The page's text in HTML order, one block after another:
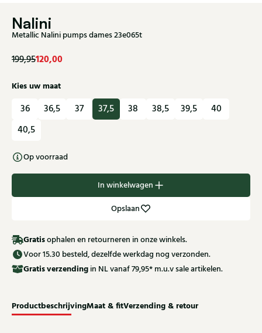
Nalini
Metallic Nalini pumps dames 23e065t
199,95120,00
Kies uw maat
36 36,5 37 37,5 38 38,5 39,5
40
40,5
Op voorraad
In winkelwagen
Opslaan
Gratisophalen en retourneren in onze winkels.
Voor 15.30 besteld, dezelfde werkdag nog verzonden.
Gratisverzending in NL vanaf 79,95* m.u.v sale artikelen.
ProductbeschrijvingMaat & fitVerzending & retour